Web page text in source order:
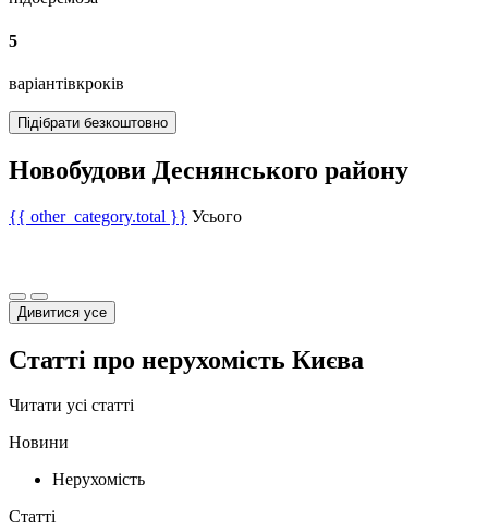
5
варіантівкроків
Підібрати безкоштовно
Новобудови Деснянського району
{{ other_category.total }} Усього
Дивитися усе
Статті про нерухомість Києва
Читати усі статті
Новини
Нерухомість
Статті